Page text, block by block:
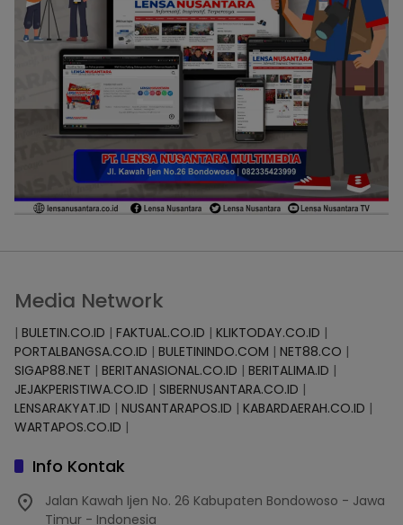
Media Network
| BULETIN.CO.ID | FAKTUAL.CO.ID | KLIKTODAY.CO.ID |
PORTALBANGSA.CO.ID | BULETININDO.COM | NET88.CO |
SIGAP88.NET | BERITANASIONAL.CO.ID | BERITALIMA.ID |
JEJAKPERISTIWA.CO.ID | SIBERNUSANTARA.CO.ID |
LENSARAKYAT.ID | NUSANTARAPOS.ID | KABARDAERAH.CO.ID |
WARTAPOS.CO.ID |
Info Kontak
Jalan Kawah Ijen No. 26 Kabupaten Bondowoso - Jawa
Timur - Indonesia